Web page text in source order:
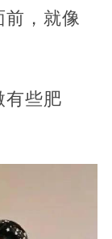
，就像
有些肥